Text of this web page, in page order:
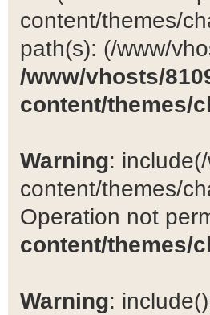
content/themes/
path(s): (/www/
/www/vhosts/
content/themes/
Warning:
content/themes/
Operation not
content/themes/
Warning: